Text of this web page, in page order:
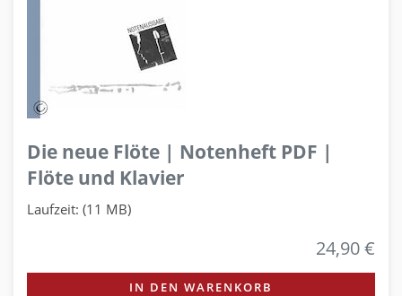
Die neue Flöte | Notenheft PDF |
Flöte und Klavier
Laufzeit: (11 MB)
24,90 €
IN DEN WARENKORB